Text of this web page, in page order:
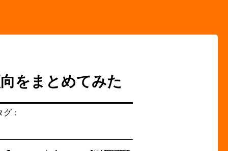
をまとめてみた
グ：